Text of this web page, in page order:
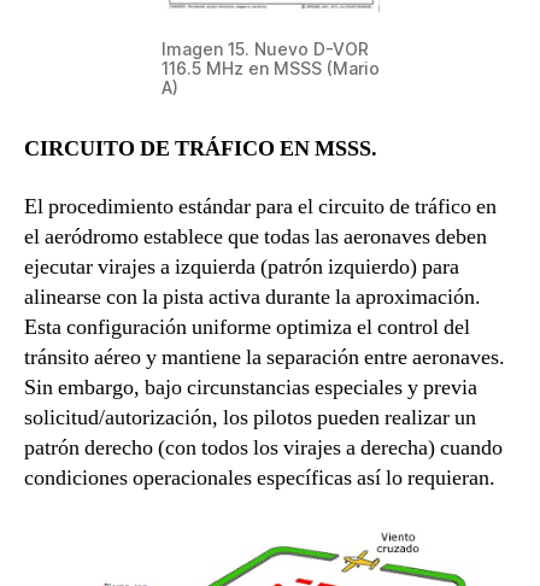
Imagen 15. Nuevo D-VOR
116.5 MHz en MSSS (Mario
A)
CIRCUITO DE TRÁFICO EN MSSS.
El procedimiento estándar para el circuito de tráfico en
el aeródromo establece que todas las aeronaves deben
ejecutar virajes a izquierda (patrón izquierdo) para
alinearse con la pista activa durante la aproximación.
Esta configuración uniforme optimiza el control del
tránsito aéreo y mantiene la separación entre aeronaves.
Sin embargo, bajo circunstancias especiales y previa
solicitud/autorización, los pilotos pueden realizar un
patrón derecho (con todos los virajes a derecha) cuando
condiciones operacionales específicas así lo requieran.